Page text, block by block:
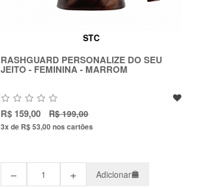
STC
RASHGUARD PERSONALIZE DO SEU
JEITO - FEMININA - MARROM
R$ 159,00 R$ 199,00
3x de R$ 53,00nos cartões
− + Adicionar